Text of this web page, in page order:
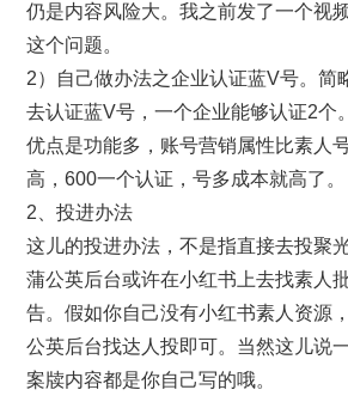
仍是内容风险大。我之前发了一个视
这个问题。
2）自己做办法之企业认证蓝V号。简
去认证蓝V号，一个企业能够认证2个
优点是功能多，账号营销属性比素人
高，600一个认证，号多成本就高了。
2、投进办法
这儿的投进办法，不是指直接去投聚
蒲公英后台或许在小红书上去找素人
告。假如你自己没有小红书素人资源
公英后台找达人投即可。当然这儿说
案牍内容都是你自己写的哦。